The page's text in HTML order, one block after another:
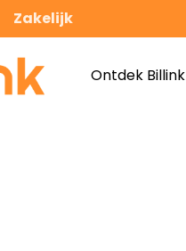
Zakelijk
Ontdek Billink